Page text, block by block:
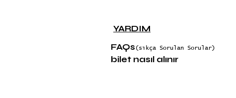
YARDIM
FAQs (sıkça Sorulan Sorular)
bilet nasıl alınır